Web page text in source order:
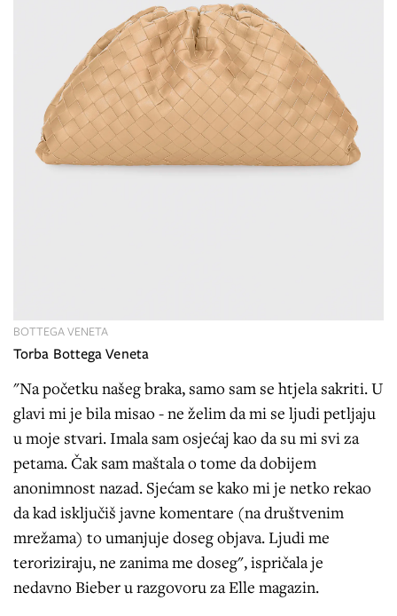
Torba Bottega Veneta
BOTTEGA VENETA
"Na početku našeg braka, samo sam se htjela sakriti. U
glavi mi je bila misao - ne želim da mi se ljudi petljaju
u moje stvari. Imala sam osjećaj kao da su mi svi za
petama. Čak sam maštala o tome da dobijem
anonimnost nazad. Sjećam se kako mi je netko rekao
da kad isključiš javne komentare (na društvenim
mrežama) to umanjuje doseg objava. Ljudi me
teroriziraju, ne zanima me doseg", ispričala je
nedavno Bieber u razgovoru za Elle magazin.